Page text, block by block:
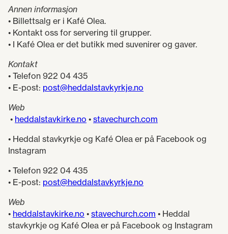
Annen informasjon
​​• Billettsalg er i Kafé Olea.
• Kontakt oss for servering til grupper.
• I Kafé Olea er det butikk med suvenirer og gaver.
Kontakt
• Telefon 922 04 435
• E-post: post@heddalstavkyrkje.no
Web
• heddalstavkirke.no • stavechurch.com
• Heddal stavkyrkje og Kafé Olea er på Facebook og
Instagram
• Telefon 922 04 435
• E-post: post@heddalstavkyrkje.no
Web
• heddalstavkirke.no • stavechurch.com • Heddal
stavkyrkje og Kafé Olea er på Facebook og Instagram